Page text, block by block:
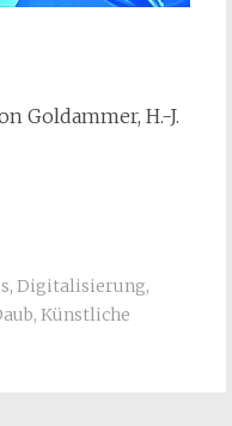
Goldammer, H.-J.
, Digitalisierung,
, Künstliche